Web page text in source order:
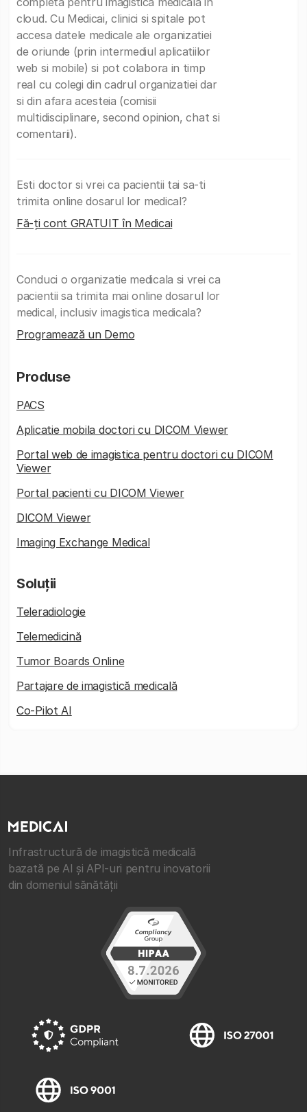
cloud. Cu Medicai, clinici si spitale pot
accesa datele medicale ale organizatiei
de oriunde (prin intermediul aplicatiilor
web si mobile) si pot colabora in timp
real cu colegi din cadrul organizatiei dar
si din afara acesteia (comisii
multidisciplinare, second opinion, chat si
comentarii).
Esti doctor si vrei ca pacientii tai sa-ti
trimita online dosarul lor medical?
Fă-ți cont GRATUIT în Medicai
Conduci o organizatie medicala si vrei ca
pacientii sa trimita mai online dosarul lor
medical, inclusiv imagistica medicala?
Programează un Demo
Produse
PACS
Aplicatie mobila doctori cu DICOM Viewer
Portal web de imagistica pentru doctori cu DICOM
Viewer
Portal pacienti cu DICOM Viewer
DICOM Viewer
Imaging Exchange Medical
Soluții
Teleradiologie
Telemedicină
Tumor Boards Online
Partajare de imagistică medicală
Co-Pilot AI
Infrastructură de imagistică medicală
bazată pe AI și API-uri pentru inovatorii
din domeniul sănătății